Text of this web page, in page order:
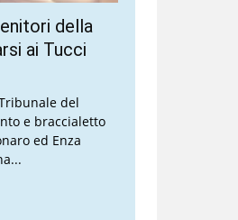
della
ai Tucci
del
e braccialetto
ed Enza